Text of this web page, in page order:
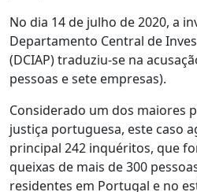
No dia 14 de julho de 2020, a
Departamento Central de
(DCIAP) traduziu-se na
pessoas e sete empresas).
Considerado um dos maiores
justiça portuguesa, este caso
principal 242 inquéritos, que
queixas de mais de 300
residentes em Portugal e no